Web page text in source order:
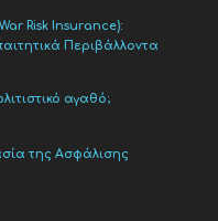
Risk Insurance):
Περιβάλλοντα
αγαθό;
της Ασφάλισης